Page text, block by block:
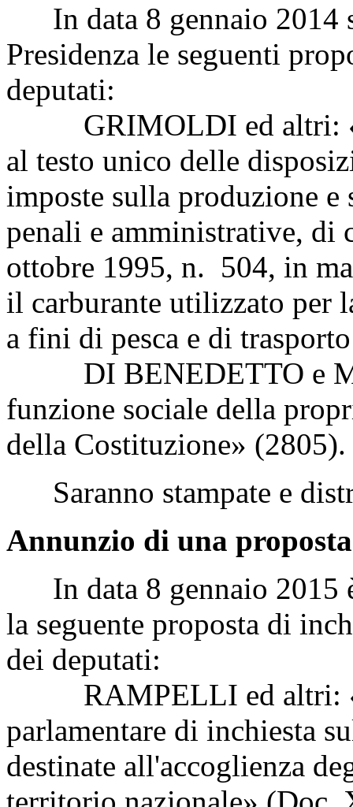
In data 8 gennaio 2014
Presidenza le seguenti
deputati:
GRIMOLDI ed altri:
al testo unico delle
imposte sulla produzione
penali e amministrative, di
ottobre 1995, n. 504, in
il carburante utilizzato per
a fini di pesca e di
DI BENEDETTO e
funzione sociale della
della Costituzione» (2805).
Saranno stampate e
Annunzio di una
In data 8 gennaio 2015 è
la seguente proposta di
dei deputati:
RAMPELLI ed altri:
parlamentare di inchiesta
destinate all'accoglienza